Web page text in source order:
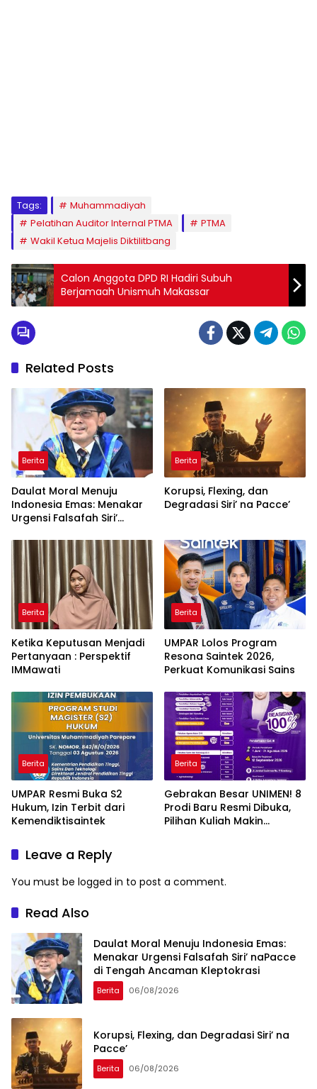
Tags:
Muhammadiyah
Pelatihan Auditor Internal PTMA
PTMA
Wakil Ketua Majelis Diktilitbang
Calon Anggota DPD RI Hadiri Subuh
Berjamaah Unismuh Makassar
Related Posts
Berita
Daulat Moral Menuju
Indonesia Emas: Menakar
Urgensi Falsafah Siri’
Ancaman Kleptokrasi
Berita
Korupsi, Flexing, dan
Degradasi Siri’ na Pacce’
Berita
Ketika Keputusan Menjadi
Pertanyaan : Perspektif
IMMawati
Berita
UMPAR Lolos Program
Resona Saintek 2026,
Perkuat Komunikasi Sains
Berita
UMPAR Resmi Buka S2
Hukum, Izin Terbit dari
Kemendiktisaintek
Berita
Gebrakan Besar UNIMEN! 8
Prodi Baru Resmi Dibuka,
Pilihan Kuliah Makin
Leave a Reply
You must be logged in to post a comment.
Read Also
Daulat Moral Menuju Indonesia Emas:
Menakar Urgensi Falsafah Siri’ naPacce
di Tengah Ancaman Kleptokrasi
Berita 06/08/2026
Korupsi, Flexing, dan Degradasi Siri’ na
Pacce’
Berita 06/08/2026